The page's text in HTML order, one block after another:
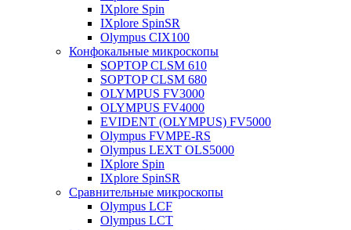
IXplore Spin
IXplore SpinSR
Olympus CIX100
Конфокальные микроскопы
SOPTOP CLSM 610
SOPTOP CLSM 680
OLYMPUS FV3000
OLYMPUS FV4000
EVIDENT (OLYMPUS) FV5000
Olympus FVMPE-RS
Olympus LEXT OLS5000
IXplore Spin
IXplore SpinSR
Сравнительные микроскопы
Olympus LCF
Olympus LCT